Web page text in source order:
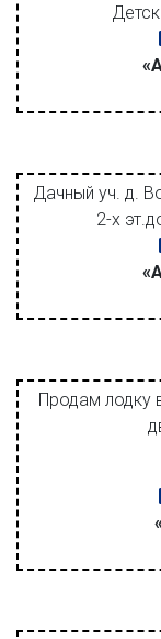
Дачный уч. д.
2-х
Продам лодку